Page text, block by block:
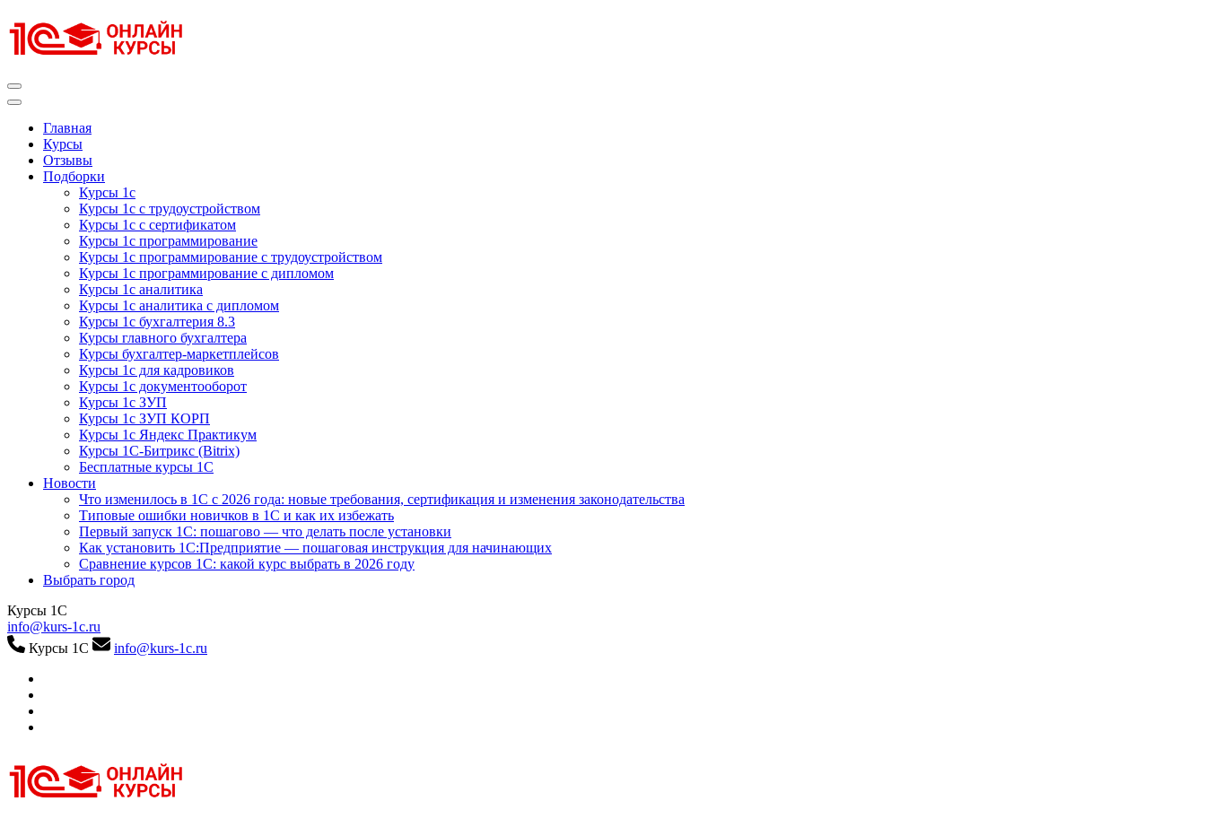
к
содержимому
Главная
Курсы
Отзывы
Подборки
Курсы 1с
Курсы 1с с трудоустройством
Курсы 1с с сертификатом
Курсы 1с программирование
Курсы 1с программирование с трудоустройством
Курсы 1с программирование с дипломом
Курсы 1с аналитика
Курсы 1с аналитика с дипломом
Курсы 1с бухгалтерия 8.3
Курсы главного бухгалтера
Курсы бухгалтер-маркетплейсов
Курсы 1с для кадровиков
Курсы 1с документооборот
Курсы 1с ЗУП
Курсы 1с ЗУП КОРП
Курсы 1с Яндекс Практикум
Курсы 1С-Битрикс (Bitrix)
Бесплатные курсы 1С
Новости
Что изменилось в 1С с 2026 года: новые требования, сертификация и изменения законодательства
Типовые ошибки новичков в 1С и как их избежать
Первый запуск 1С: пошагово — что делать после установки
Как установить 1С:Предприятие — пошаговая инструкция для начинающих
Сравнение курсов 1С: какой курс выбрать в 2026 году
Выбрать город
Курсы 1С
info@kurs-1c.ru
Курсы 1С
info@kurs-1c.ru